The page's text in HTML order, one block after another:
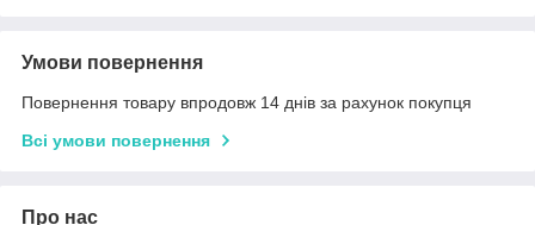
Умови повернення
Повернення товару впродовж 14 днів за рахунок покупця
Всі умови повернення
Про нас